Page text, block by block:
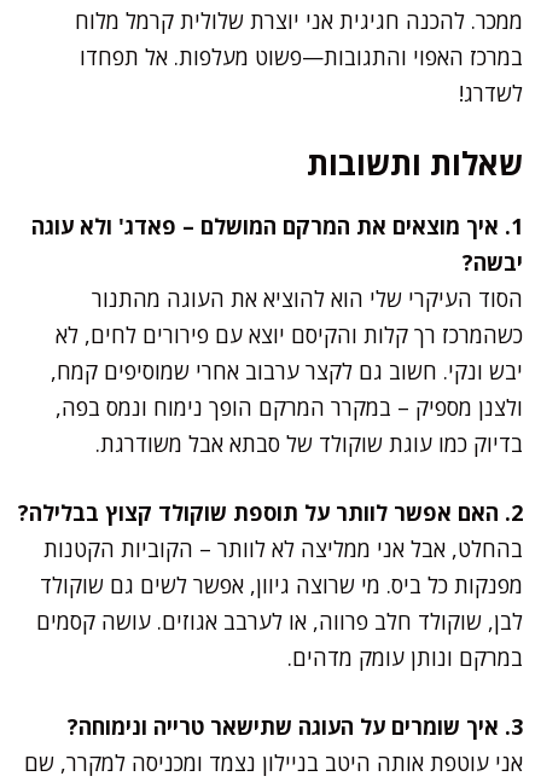
ממכר. להכנה חגיגית אני יוצרת שלולית קרמל מלוח
במרכז האפוי והתגובות—פשוט מעלפות. אל תפחדו
לשדרג!
שאלות ותשובות
1. איך מוצאים את המרקם המושלם – פאדג' ולא עוגה
יבשה?
הסוד העיקרי שלי הוא להוציא את העוגה מהתנור
כשהמרכז רך קלות והקיסם יוצא עם פירורים לחים, לא
יבש ונקי. חשוב גם לקצר ערבוב אחרי שמוסיפים קמח,
ולצנן מספיק – במקרר המרקם הופך נימוח ונמס בפה,
בדיוק כמו עוגת שוקולד של סבתא אבל משודרגת.
2. האם אפשר לוותר על תוספת שוקולד קצוץ בבלילה?
בהחלט, אבל אני ממליצה לא לוותר – הקוביות הקטנות
מפנקות כל ביס. מי שרוצה גיוון, אפשר לשים גם שוקולד
לבן, שוקולד חלב פרווה, או לערבב אגוזים. עושה קסמים
במרקם ונותן עומק מדהים.
3. איך שומרים על העוגה שתישאר טרייה ונימוחה?
אני עוטפת אותה היטב בניילון נצמד ומכניסה למקרר, שם